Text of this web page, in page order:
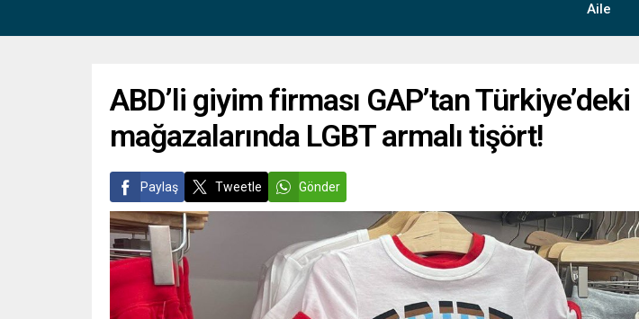
Aile
ABD’li giyim firması GAP’tan Türkiye’deki
mağazalarında LGBT armalı tişört!
Paylaş Tweetle Gönder